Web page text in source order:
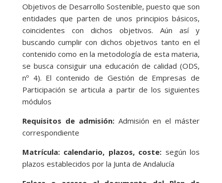
Objetivos de Desarrollo Sostenible, puesto que son
entidades que parten de unos principios básicos,
coincidentes con dichos objetivos. Aún así y
buscando cumplir con dichos objetivos tanto en el
contenido como en la metodología de esta materia,
se busca consiguir una educación de calidad (ODS,
nº 4). El contenido de Gestión de Empresas de
Participación se articula a partir de los siguientes
módulos
Requisitos de admisión: Admisión en el máster
correspondiente
Matrícula: calendario, plazos, coste: según los
plazos establecidos por la Junta de Andalucía